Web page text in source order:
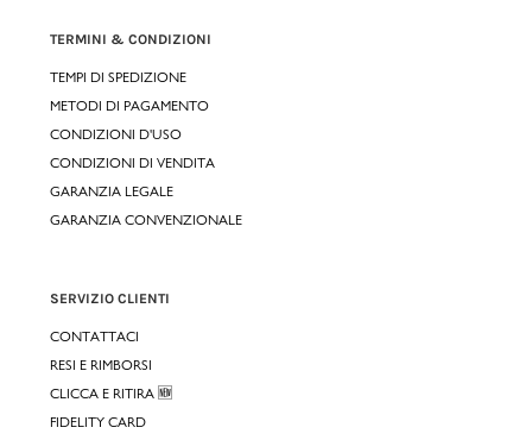
TERMINI & CONDIZIONI
TEMPI DI SPEDIZIONE
METODI DI PAGAMENTO
CONDIZIONI D'USO
CONDIZIONI DI VENDITA
GARANZIA LEGALE
GARANZIA CONVENZIONALE
SERVIZIO CLIENTI
CONTATTACI
RESI E RIMBORSI
CLICCA E RITIRA 🆕
FIDELITY CARD